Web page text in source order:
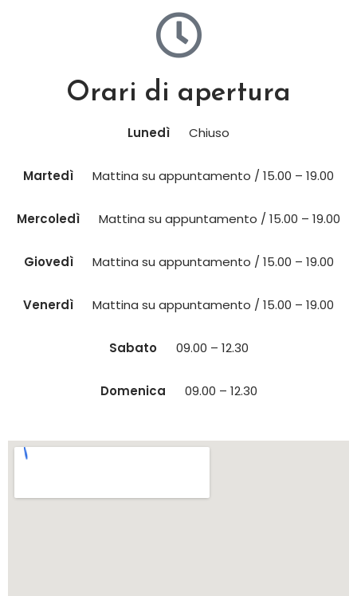
Orari di apertura
Lunedì Chiuso
Martedì Mattina su appuntamento / 15.00 – 19.00
Mercoledì Mattina su appuntamento / 15.00 – 19.00
Giovedì Mattina su appuntamento / 15.00 – 19.00
Venerdì Mattina su appuntamento / 15.00 – 19.00
Sabato 09.00 – 12.30
Domenica 09.00 – 12.30